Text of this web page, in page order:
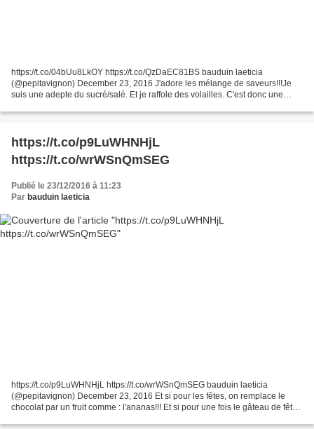
https://t.co/04bUu8LkOY https://t.co/QzDaEC81BS bauduin laeticia
(@pepitavignon) December 23, 2016 J'adore les mélange de saveurs!!!Je
suis une adepte du sucré/salé. Et je raffole des volailles. C'est donc une
https://t.co/p9LuWHNHjL
https://t.co/wrWSnQmSEG
Publié le 23/12/2016 à 11:23
Par bauduin laeticia
https://t.co/p9LuWHNHjL https://t.co/wrWSnQmSEG bauduin laeticia
(@pepitavignon) December 23, 2016 Et si pour les fêtes, on remplace le
chocolat par un fruit comme : l'ananas!!! Et si pour une fois le gâteau de fête